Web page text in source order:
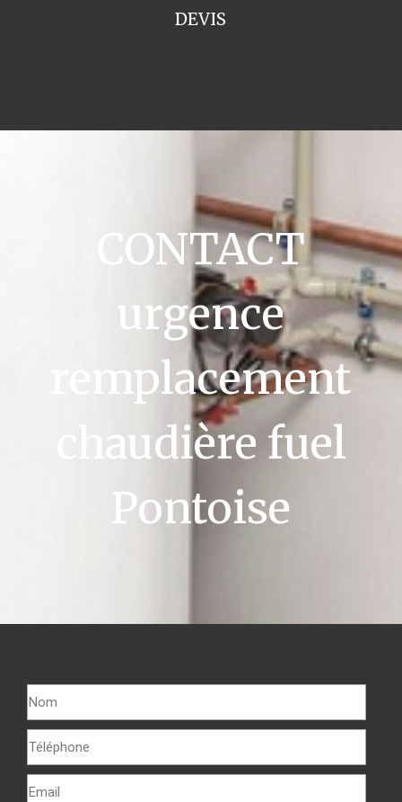
DEVIS
CONTACT
urgence
remplacement
chaudière fuel
Pontoise